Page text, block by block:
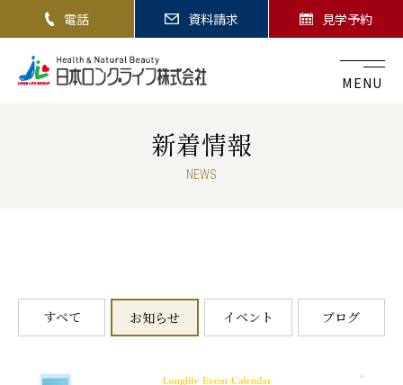
電話 資料請求 見学予約
MENU
新着情報
NEWS
すべて お知らせ イベント ブログ